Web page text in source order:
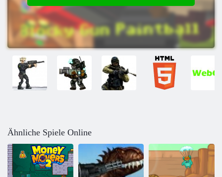
Ähnliche Spiele Online